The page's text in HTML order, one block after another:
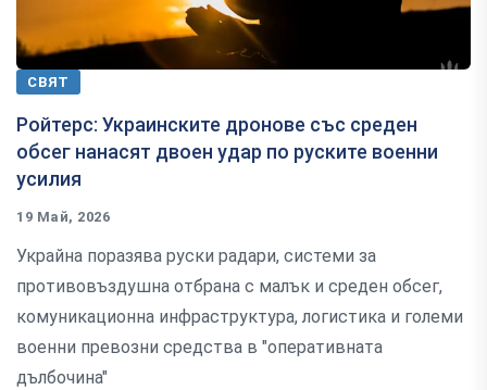
СВЯТ
Ройтерс: Украинските дронове със среден
обсег нанасят двоен удар по руските военни
усилия
19 Май, 2026
Украйна поразява руски радари, системи за
противовъздушна отбрана с малък и среден обсег,
комуникационна инфраструктура, логистика и големи
военни превозни средства в "оперативната
дълбочина"